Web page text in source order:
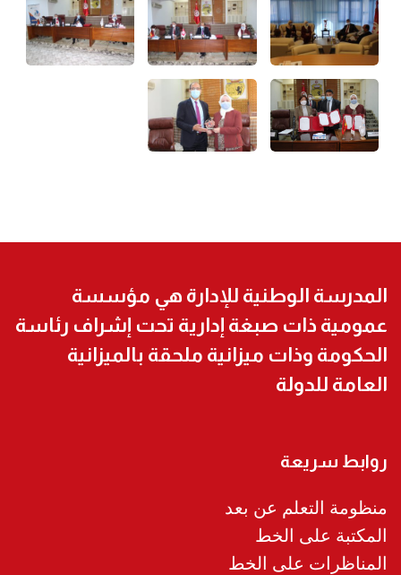
المدرسة الوطنية للإدارة هي مؤسسة
عمومية ذات صبغة إدارية تحت إشراف رئاسة
الحكومة وذات ميزانية ملحقة بالميزانية
العامة للدولة
روابط سريعة
منظومة التعلم عن بعد
المكتبة على الخط
المناظرات على الخط